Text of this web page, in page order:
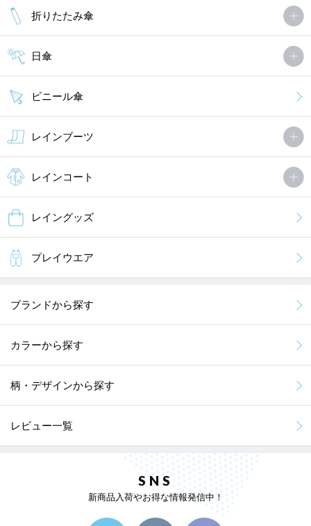
折りたたみ傘
日傘
ビニール傘
レインブーツ
レインコート
レイングッズ
プレイウエア
ブランドから探す
カラーから探す
柄・デザインから探す
レビュー一覧
SNS
新商品入荷やお得な情報発信中！